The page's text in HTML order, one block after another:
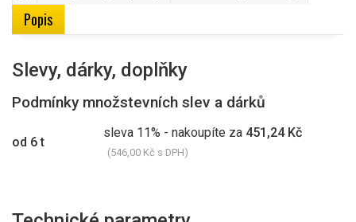
Popis
Slevy, dárky, doplňky
Podmínky množstevních slev a dárků
od 6 t
sleva 11% - nakoupíte za 451,24 Kč
(546,00 Kč s DPH)